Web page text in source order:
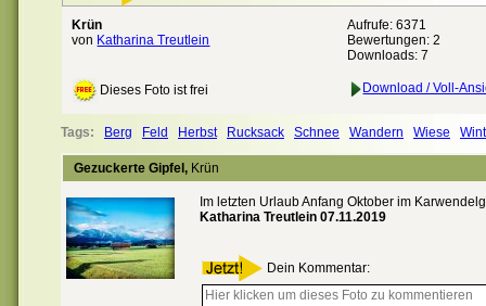
Krün
von Katharina Treutlein
Aufrufe: 6371
Bewertungen:2
Downloads: 7
Dieses Foto ist frei Download / Voll-
Tags: Berg Feld Herbst Rucksack Schnee Wandern Wiese
Gezuckerte Gipfel, Krün
Im letzten Urlaub Anfang Oktober im
Katharina Treutlein 07.11.2019
Dein Kommentar: